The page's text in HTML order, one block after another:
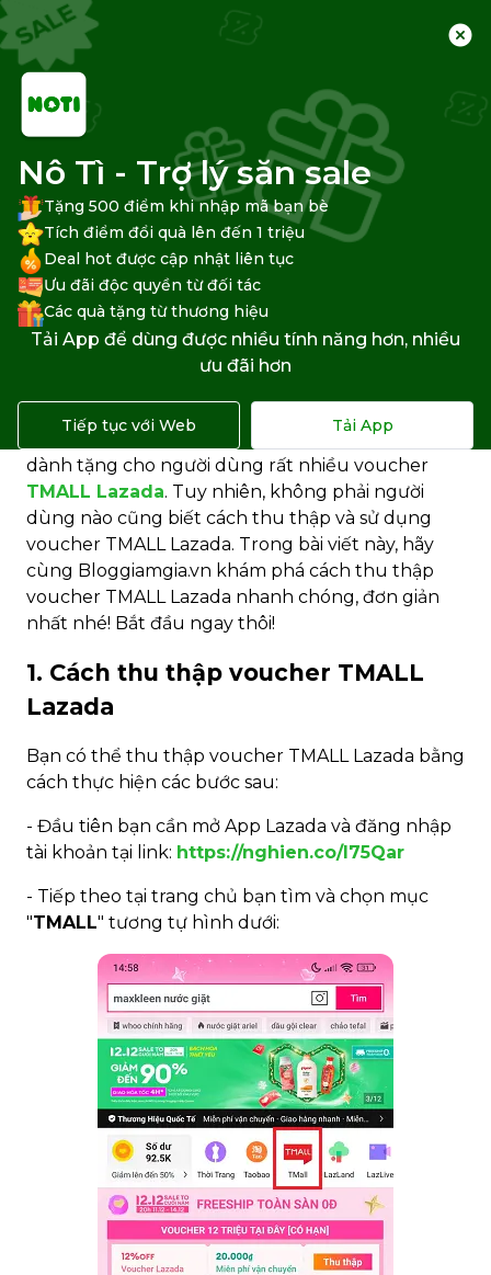
Trang chủ
Lazada
Đặt hàng Lazada
Thu thập voucher TMALL
Lazada ở đâu?
Lazada mới cho ra mắt TMALL - kênh mua sắm
chính hãng trực tiếp từ Trung Quốc với giá hời.
Kèm theo ưu đãi từ nhà bán hàng, Lazada còn
dành tặng cho người dùng rất nhiều voucher
TMALL Lazada. Tuy nhiên, không phải người
dùng nào cũng biết cách thu thập và sử dụng
voucher TMALL Lazada. Trong bài viết này, hãy
cùng Bloggiamgia.vn khám phá cách thu thập
voucher TMALL Lazada nhanh chóng, đơn giản
nhất nhé! Bắt đầu ngay thôi!
1. Cách thu thập voucher TMALL
Lazada
Bạn có thể thu thập voucher TMALL Lazada bằng
cách thực hiện các bước sau:
- Đầu tiên bạn cần mở App Lazada và đăng nhập
tài khoản tại link: https://nghien.co/I75Qar
- Tiếp theo tại trang chủ bạn tìm và chọn mục
"TMALL" tương tự hình dưới:
Nô Tì - Trợ lý săn sale
Tặng 500 điểm khi nhập mã bạn bè
Tích điểm đổi quà lên đến 1 triệu
Deal hot được cập nhật liên tục
Ưu đãi độc quyền từ đối tác
Các quà tặng từ thương hiệu
Tải App để dùng được nhiều tính năng hơn, nhiều
ưu đãi hơn
Tiếp tục với Web Tải App